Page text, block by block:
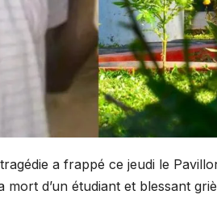
a frappé ce jeudi le
d’un étudiant et blessant